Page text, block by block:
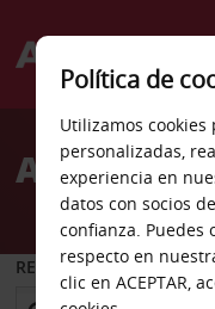
Welcome
AvisAlquiler
RECOGER EN
Política de
Utilizamos
personalizadas,
experiencia en
datos con socios
confianza. Puedes
respecto en
clic en ACEPTAR,